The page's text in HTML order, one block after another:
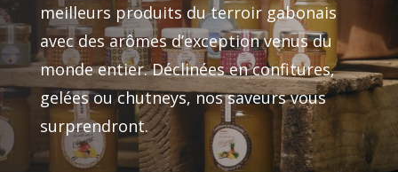
meilleurs produits du terroir gabonais
avec des arômes d’exception venus du
monde entier. Déclinées en confitures,
gelées ou chutneys, nos saveurs vous
surprendront.